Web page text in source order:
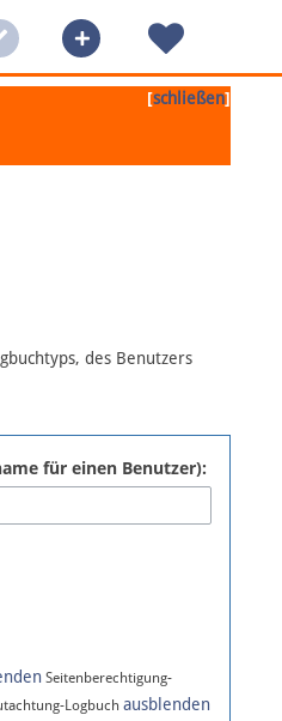
[schließen]
des Benutzers
für einen Benutzer):
Seitenberechtigung-
Logbuch ausblenden